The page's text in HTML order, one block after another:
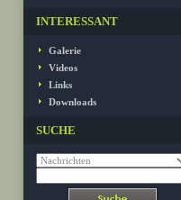
INTERESSANT
Galerie
Videos
Links
Downloads
SUCHE